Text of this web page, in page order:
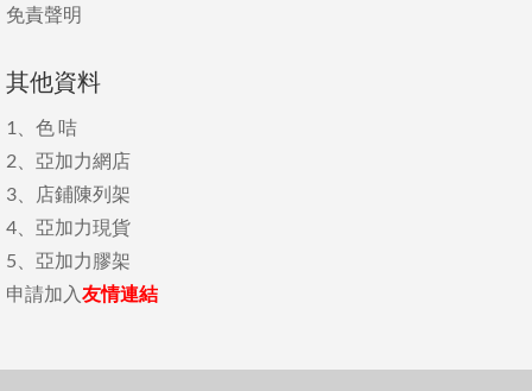
免責聲明
其他資料
1、 色 咭
2、 亞加力網店
3、
店鋪陳列架
4、 亞加力現貨
5、 亞加力膠架
申請加入友情連結